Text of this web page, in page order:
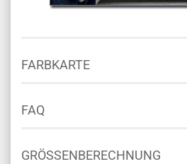
FARBKARTE
FAQ
GRÖSSENBERECHNUNG